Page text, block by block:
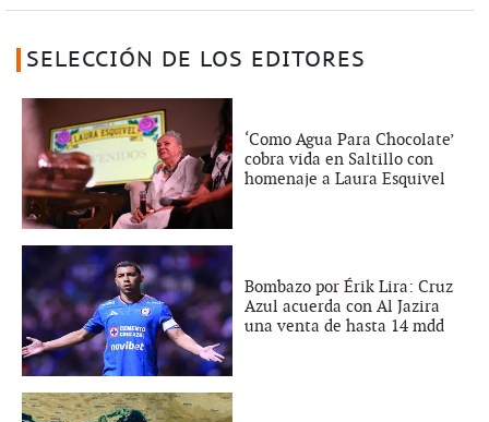
SELECCIÓN DE LOS EDITORES
‘Como Agua Para Chocolate’
cobra vida en Saltillo con
homenaje a Laura Esquivel
Bombazo por Érik Lira: Cruz
Azul acuerda con Al Jazira
una venta de hasta 14 mdd